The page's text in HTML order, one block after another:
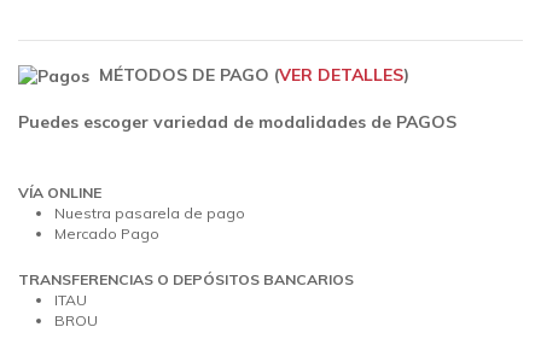
MÉTODOS DE PAGO (VER DETALLES)
Puedes escoger variedad de modalidades de PAGOS
VÍA ONLINE
Nuestra pasarela de pago
Mercado Pago
TRANSFERENCIAS O DEPÓSITOS BANCARIOS
ITAU
BROU